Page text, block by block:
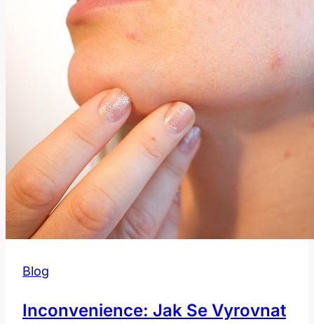
Fráze
Blog
Inconvenience: Jak Se Vyrovnat